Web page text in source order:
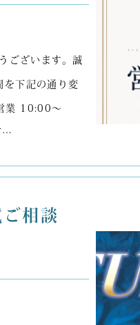
ございます。誠
下記の通り変
業 10:00～
…
相談